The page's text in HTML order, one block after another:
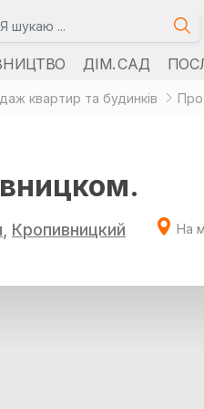
ДІМ. САД
квартир та будинків
Кропивницкий На